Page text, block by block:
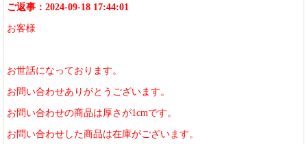
ご返事：2024-09-18 17:44:01
お客様
お世話になっております。
お問い合わせありがとうございます。
お問い合わせの商品は厚さが1cmです。
お問い合わせした商品は在庫がございます。